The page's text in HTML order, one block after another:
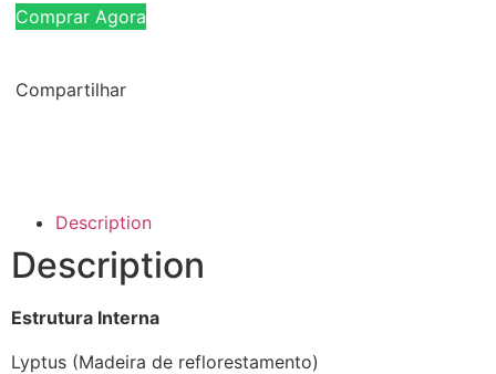
Comprar Agora
Compartilhar
Description
Description
Estrutura Interna
Lyptus (Madeira de reflorestamento)